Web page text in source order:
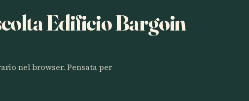
Edificio Bargoin
nel browser. Pensata per